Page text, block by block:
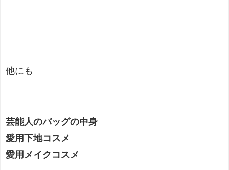
他にも
芸能人のバッグの中身
愛用下地コスメ
愛用メイクコスメ